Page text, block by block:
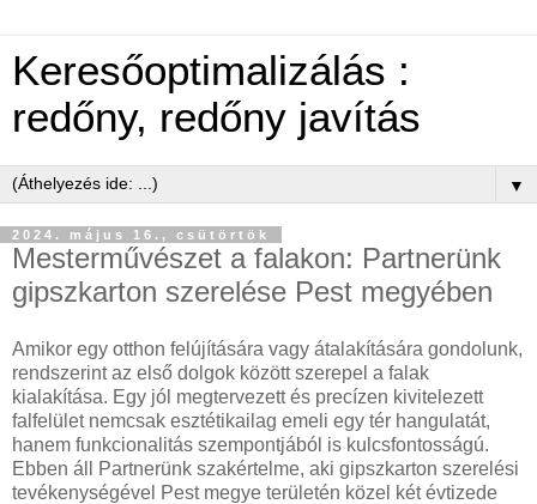
Keresőoptimalizálás :
redőny, redőny javítás
▼
2024. május 16., csütörtök
Mesterművészet a falakon: Partnerünk
gipszkarton szerelése Pest megyében
Amikor egy otthon felújítására vagy átalakítására gondolunk,
rendszerint az első dolgok között szerepel a falak
kialakítása. Egy jól megtervezett és precízen kivitelezett
falfelület nemcsak esztétikailag emeli egy tér hangulatát,
hanem funkcionalitás szempontjából is kulcsfontosságú.
Ebben áll Partnerünk szakértelme, aki gipszkarton szerelési
tevékenységével Pest megye területén közel két évtizede